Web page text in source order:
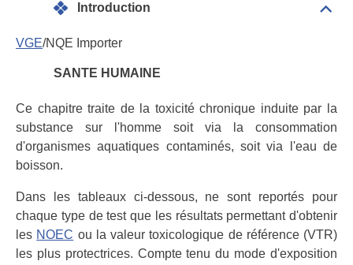
Introduction
VGE/NQE Importer
SANTE HUMAINE
Ce chapitre traite de la toxicité chronique induite par la
substance sur l'homme soit via la consommation
d'organismes aquatiques contaminés, soit via l'eau de
boisson.
Dans les tableaux ci-dessous, ne sont reportés pour
chaque type de test que les résultats permettant d'obtenir
les NOEC ou la valeur toxicologique de référence (VTR)
les plus protectrices. Compte tenu du mode d'exposition